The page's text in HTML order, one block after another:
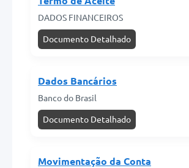
DADOS FINANCEIROS
Documento Detalhado
Dados Bancários
Banco do Brasil
Documento Detalhado
Movimentação da Conta